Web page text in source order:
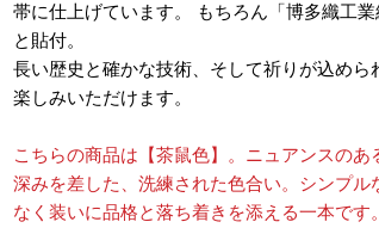
帯に仕上げています。 もちろん「博多織工
と貼付。
長い歴史と確かな技術、そして祈りが込めら
楽しみいただけます。
こちらの商品は【茶鼠色】。ニュアンスの
深みを差した、洗練された色合い。シンプ
なく装いに品格と落ち着きを添える一本です。